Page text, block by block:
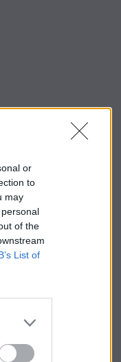
or
to
may
of the
List of